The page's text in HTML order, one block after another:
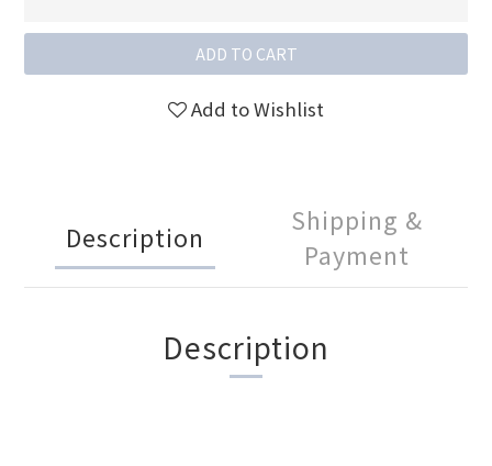
ADD TO CART
Add to Wishlist
Description
Shipping &
Payment
Description